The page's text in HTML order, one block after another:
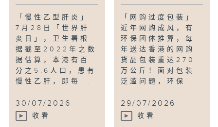
「慢性乙型肝炎」
7月28日「世界肝
炎日」，卫生署根
据截至2022年之数
据估算，本港有百
分之5.6人口，患有
慢性乙肝，即每...
30/07/2026
收看
「网购过度包装」
近年网购成风，有
环保团体推算，每
年送达香港的网购
货品包装重达270
万公斤！面对包装
泛滥问题，环保...
29/07/2026
收看